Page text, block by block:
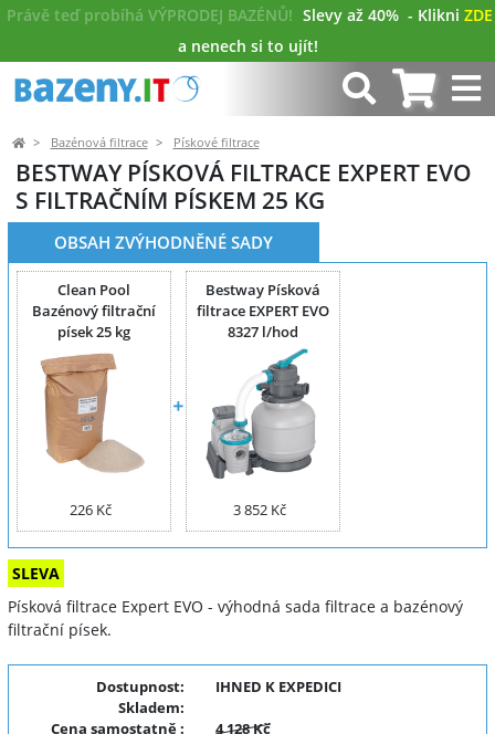
Právě teď probíhá VÝPRODEJ BAZÉNŮ! Slevy až 40% - Klikni ZDE
a nenech si to ujít!
Bazénová filtrace Pískové filtrace
BESTWAY PÍSKOVÁ FILTRACE EXPERT EVO
S FILTRAČNÍM PÍSKEM 25 KG
OBSAH ZVÝHODNĚNÉ SADY
Clean Pool
Bazénový filtrační
písek 25 kg
226 Kč
Bestway Písková
filtrace EXPERT EVO
8327 l/hod
3 852 Kč
SLEVA
Písková filtrace Expert EVO - výhodná sada filtrace a bazénový
filtrační písek.
Dostupnost:
IHNED K EXPEDICI
Skladem:
Cena samostatně:
4 128 Kč